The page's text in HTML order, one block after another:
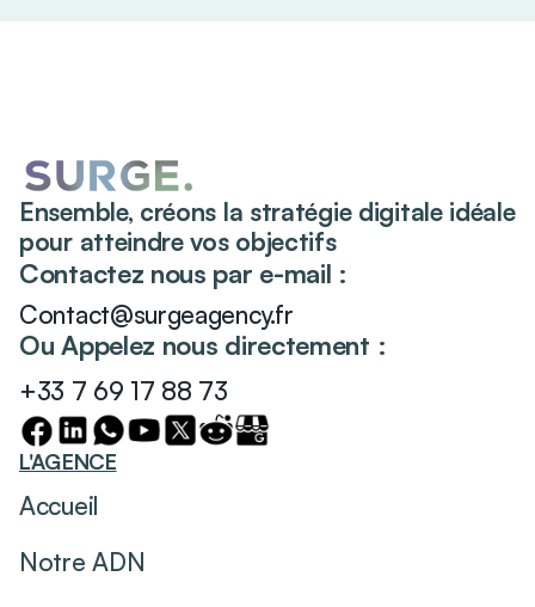
Ensemble, créons la stratégie digitale idéale
pour atteindre vos objectifs
Contactez nous par e-mail :
Contact@surgeagency.fr
Ou Appelez nous directement :
+33 7 69 17 88 73
L'AGENCE
Accueil
Notre ADN